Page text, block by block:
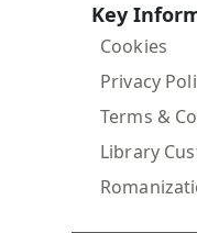
Key
Cookies
Privacy
Terms &
Library